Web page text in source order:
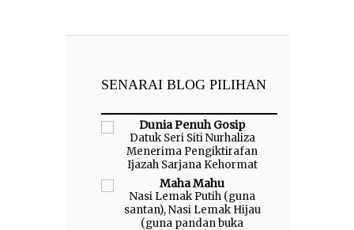
SENARAI BLOG PILIHAN
Dunia Penuh Gosip
Datuk Seri Siti Nurhaliza
Menerima Pengiktirafan
Ijazah Sarjana Kehormat
Maha Mahu
Nasi Lemak Putih (guna
santan), Nasi Lemak Hijau
(guna pandan buka